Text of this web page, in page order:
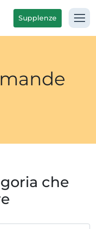
Supplenze
che